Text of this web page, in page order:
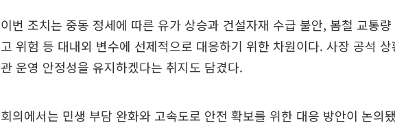
이번 조치는 중동 정세에 따른 유가 상승과 건설자재 수급 불안, 봄철 교통
고 위험 등 대내외 변수에 선제적으로 대응하기 위한 차원이다. 사장 공석
관 운영 안정성을 유지하겠다는 취지도 담겼다.
회의에서는 민생 부담 완화와 고속도로 안전 확보를 위한 대응 방안이 논의